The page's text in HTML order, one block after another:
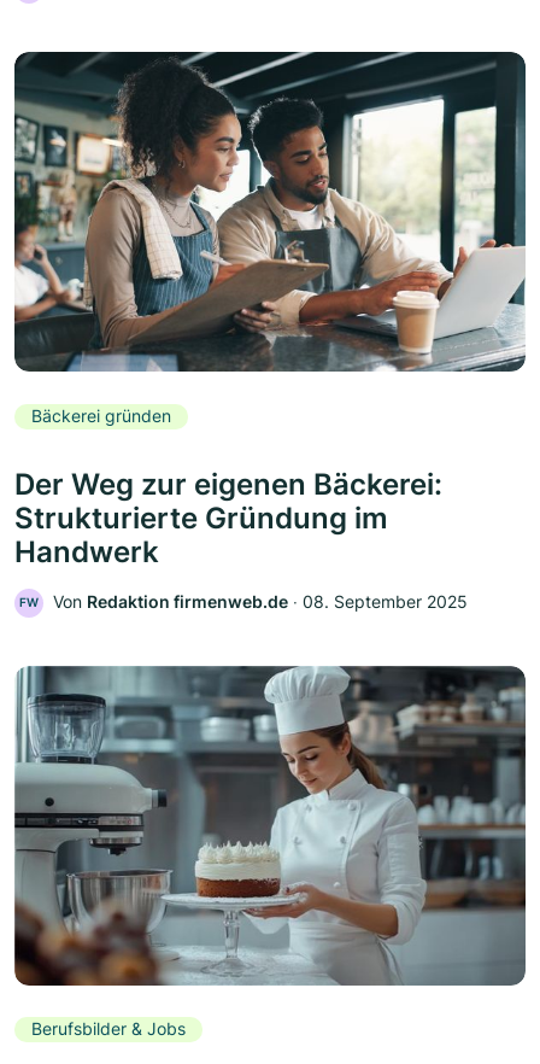
Bäckerei gründen
Der Weg zur eigenen Bäckerei:
Strukturierte Gründung im
Handwerk
FW Von Redaktion firmenweb.de ‧ 08. September 2025
Berufsbilder & Jobs